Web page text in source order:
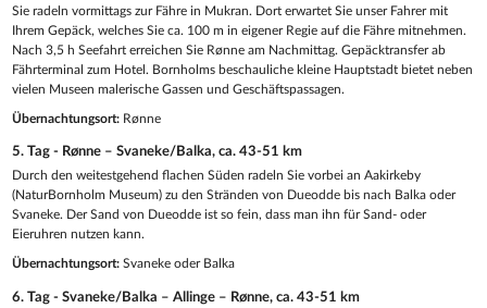
Sie radeln vormittags zur Fähre in Mukran. Dort erwartet Sie unser Fahrer mit
Ihrem Gepäck, welches Sie ca. 100 m in eigener Regie auf die Fähre mitnehmen.
Nach 3,5 h Seefahrt erreichen Sie Rønne am Nachmittag. Gepäcktransfer ab
Fährterminal zum Hotel. Bornholms beschauliche kleine Hauptstadt bietet neben
vielen Museen malerische Gassen und Geschäftspassagen.
Übernachtungsort: Rønne
5. Tag - Rønne – Svaneke/Balka, ca. 43-51 km
Durch den weitestgehend flachen Süden radeln Sie vorbei an Aakirkeby
(NaturBornholm Museum) zu den Stränden von Dueodde bis nach Balka oder
Svaneke. Der Sand von Dueodde ist so fein, dass man ihn für Sand- oder
Eieruhren nutzen kann.
Übernachtungsort: Svaneke oder Balka
6. Tag - Svaneke/Balka – Allinge – Rønne, ca. 43-51 km